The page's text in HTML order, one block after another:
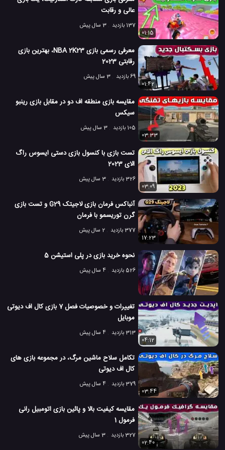
عالی و رقابت
137 بازدید
3 سال پیش
01:15
معرفی رسمی بازی NBA 2K23، بهترین بازی
رقابتی 2023
69 بازدید
3 سال پیش
01:42
مقایسه بازی منطقه اف دو در مقابل بازی رینبو
سیکس
105 بازدید
3 سال پیش
03:33
تست بازی با کنسول بازی دستی ایسوس راگ
الای 2023
326 بازدید
3 سال پیش
03:09
آنباکس فرمان بازی لاجیتک G29 و تست بازی
گرن توریسمو با فرمان
377 بازدید
2 سال پیش
17:23
نحوه خرید بازی در پلی استیشن 5
526 بازدید 4 سال پیش
تغییرات و خصوصیات فصل 7 بازی کال اف دیوتی
موبایل
313 بازدید
4 سال پیش
04:12
تکامل سلاح ماشین مرگ، در مجموعه بازی های
کال اف دیوتی
379 بازدید
4 سال پیش
03:44
مقایسه کیفیت بالا و پائین بازی اتومبیل رانی
فرمول 1
327 بازدید
3 سال پیش
02:40